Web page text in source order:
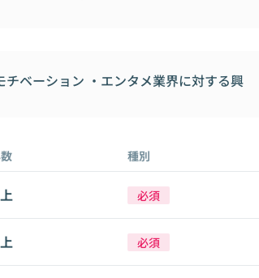
ベーション ・エンタメ業界に対する興
種別
必須
必須